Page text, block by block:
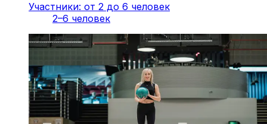
Участники: от 2 до 6 человек
2–6 человек